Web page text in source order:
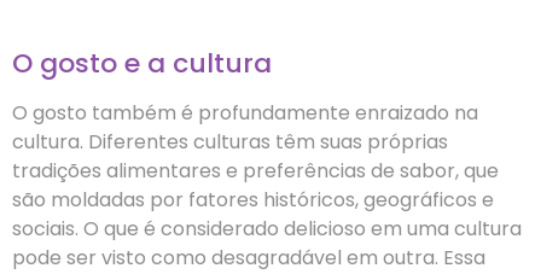
O gosto e a cultura
O gosto também é profundamente enraizado na
cultura. Diferentes culturas têm suas próprias
tradições alimentares e preferências de sabor, que
são moldadas por fatores históricos, geográficos e
sociais. O que é considerado delicioso em uma cultura
pode ser visto como desagradável em outra. Essa